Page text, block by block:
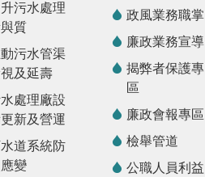
污水處理
質
污水管渠
及延壽
處理廠設
新及營運
道系統防
變
政風業務職掌
廉政業務宣導
揭弊者保護專
區
廉政會報專區
檢舉管道
公職人員利益